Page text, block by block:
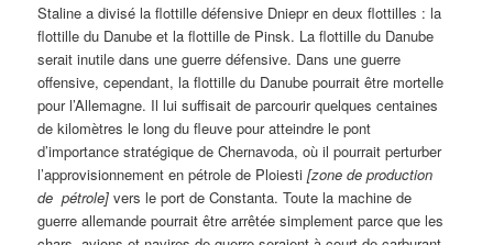
Staline a divisé la flottille défensive Dniepr en deux flottilles : la
flottille du Danube et la flottille de Pinsk. La flottille du Danube
serait inutile dans une guerre défensive. Dans une guerre
offensive, cependant, la flottille du Danube pourrait être mortelle
pour l’Allemagne. Il lui suffisait de parcourir quelques centaines
de kilomètres le long du fleuve pour atteindre le pont
d’importance stratégique de Chernavoda, où il pourrait perturber
l’approvisionnement en pétrole de Ploiesti[zone de production
de pétrole] vers le port de Constanta. Toute la machine de
guerre allemande pourrait être arrêtée simplement parce que les